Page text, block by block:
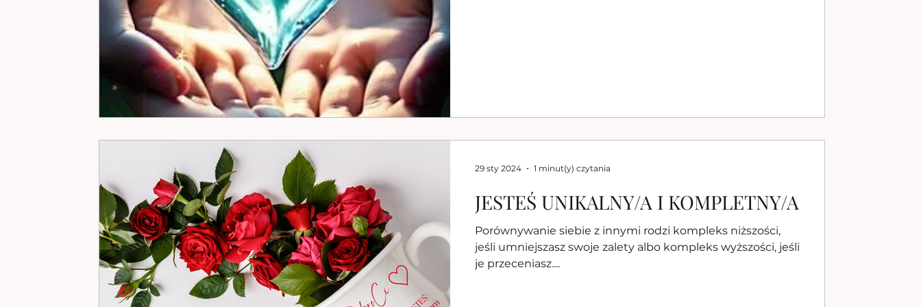
JESTEŚ UNIKALNY/A I KOMPLETNY/A
Porównywanie siebie z innymi rodzi kompleks niższości,
jeśli umniejszasz swoje zalety albo kompleks wyższości, jeśli
je przeceniasz....
29 sty 2024 1 minut(y) czytania